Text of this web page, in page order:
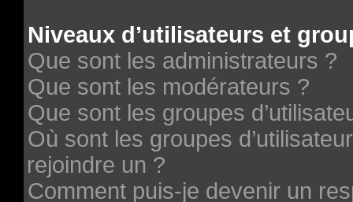
Niveaux d’utilisateurs et
Que sont les administrateurs ?
Que sont les modérateurs ?
Que sont les groupes
Où sont les groupes
rejoindre un ?
Comment puis-je devenir un